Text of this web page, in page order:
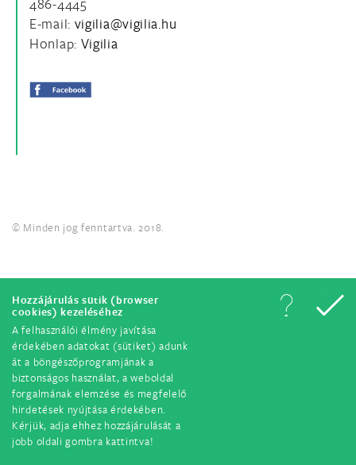
Hozzájárulás sütik (browser
cookies) kezeléséhez
A felhasználói élmény javítása
érdekében adatokat (sütiket) adunk
át a böngészőprogramjának a
biztonságos használat, a weboldal
forgalmának elemzése és megfelelő
hirdetések nyújtása érdekében.
Kérjük, adja ehhez hozzájárulását a
jobb oldali gombra kattintva!
E-mail:
Honlap: Vigilia
© Minden jog fenntartva. 2018.